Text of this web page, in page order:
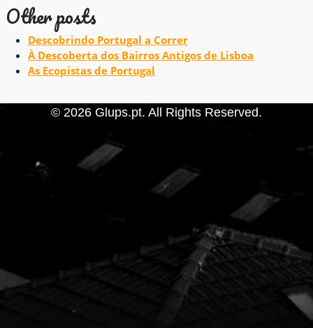
Other posts
Descobrindo Portugal a Correr
À Descoberta dos Bairros Antigos de Lisboa
As Ecopistas de Portugal
© 2026 Glups.pt. All Rights Reserved.